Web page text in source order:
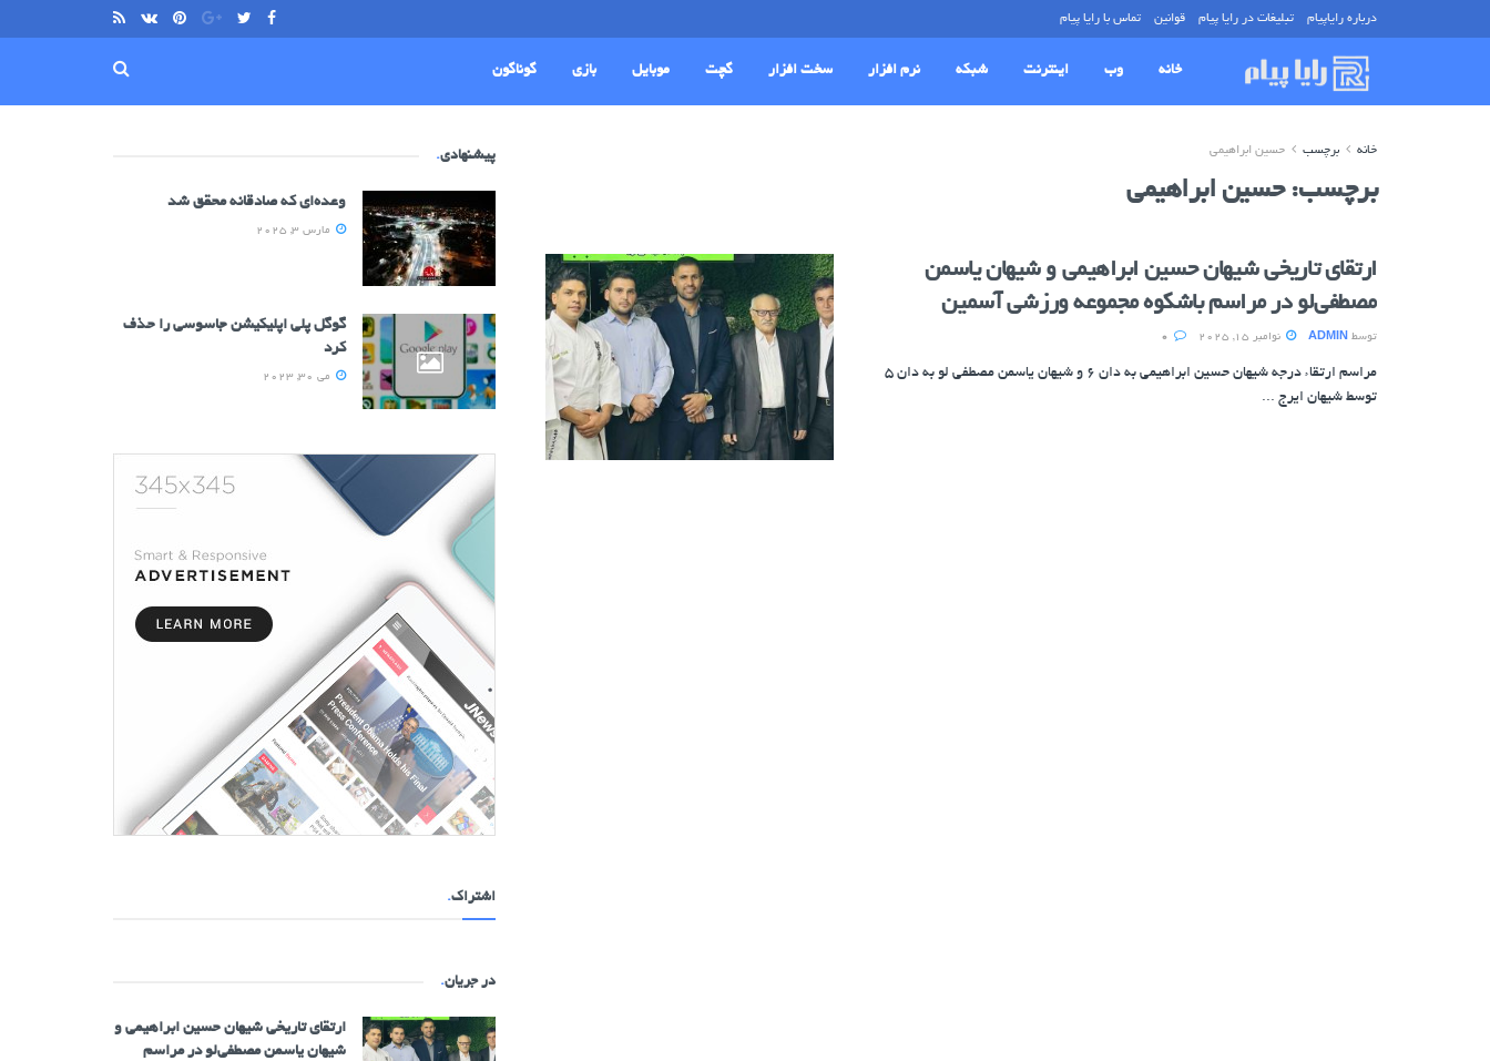
درباره رایاپیام تبلیغات در رایا پیام قوانین تماس با رایا پیام
خانه وب اینترنت شبکه نرم افزار سخت افزار گچت موبایل بازی گوناگون
خانه برچسب حسین ابراهیمی
برچسب:حسین ابراهیمی
ارتقای تاریخی شیهان حسین ابراهیمی و شیهان یاسمن
مصطفی‌لو در مراسم باشکوه مجموعه ورزشی آسمین
توسط ADMIN نوامبر 15, 2025
مراسم ارتقاء درجه شیهان حسین ابراهیمی به دان ۶ و شیهان یاسمن مصطفی لو به دان ۵
توسط شیهان ایرج ...
پیشنهادی.
وعده‌ای که صادقانه محقق شد
مارس 3, 2025
گوگل پلی اپلیکیشن جاسوسی را حذف
کرد
می 30, 2023
اشتراک.
در جریان.
ارتقای تاریخی شیهان حسین ابراهیمی و
شیهان یاسمن مصطفی‌لو در مراسم